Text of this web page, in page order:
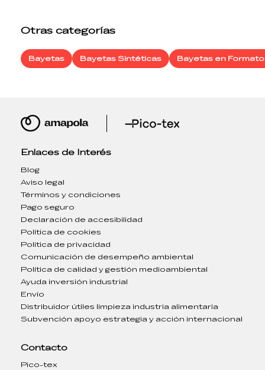
Otras categorías
Bayetas Bayetas Sintéticas Bayetas en
Enlaces de Interés
Blog
Aviso legal
Términos y condiciones
Pago seguro
Declaración de accesibilidad
Política de cookies
Política de privacidad
Comunicación de desempeño ambiental
Política de calidad y gestión medioambiental
Ayuda inversión industrial
Envío
Distribuidor útiles limpieza industria alimentaria
Subvención apoyo estrategia y acción internacional
Contacto
Pico-tex